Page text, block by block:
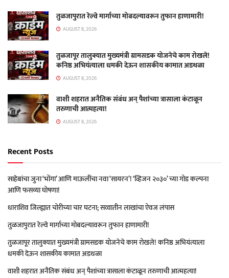
तुळजापुरात रेल्वे मार्गाच्या मोबदल्यावरून तुफान हाणामारी!
AUGUST 8, 2026
तुळजापूर तालुक्यात मुख्यमंत्री ग्रामसडक योजनेचे काम रोखले!
कनिष्ठ अभियंत्याला धमकी देऊन शासकीय कामात अडथळा
AUGUST 8, 2026
वाशी शहरात अनैतिक संबंध अन् पैशांच्या त्रासाला कंटाळून
तरुणाची आत्महत्या!
AUGUST 8, 2026
Recent Posts
साहेबांचा जुना ‘भोंगा’ आणि माऊलींचा नवा ‘सायरन’! ‘व्हिजन २०३०’ च्या गोड कल्पना
आणि फसव्या घोषणा!
धाराशिव जिल्ह्यात चोरीच्या चार घटना; सव्वातीन लाखांचा ऐवज लंपास
तुळजापुरात रेल्वे मार्गाच्या मोबदल्यावरून तुफान हाणामारी!
तुळजापूर तालुक्यात मुख्यमंत्री ग्रामसडक योजनेचे काम रोखले! कनिष्ठ अभियंत्याला
धमकी देऊन शासकीय कामात अडथळा
वाशी शहरात अनैतिक संबंध अन् पैशांच्या त्रासाला कंटाळून तरुणाची आत्महत्या!